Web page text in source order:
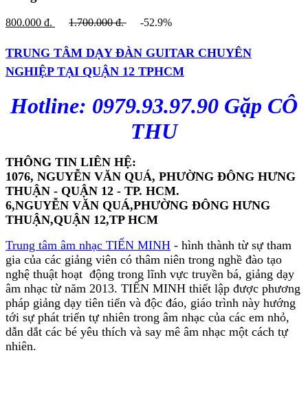
800.000 đ. 1.700.000đ. -52.9%
TRUNG TÂM DẠY ĐÀN GUITAR CHUYÊN
NGHIỆP TẠI QUẬN 12 TPHCM
Hotline: 0979.93.97.90 Gặp CÔ
THU
THÔNG TIN LIÊN HỆ:
1076, NGUYỄN VĂN QUÁ, PHƯỜNG ĐÔNG HƯNG
THUẬN - QUẬN 12 - TP. HCM.
6,NGUYỄN VĂN QUÁ,PHƯỜNG ĐÔNG HƯNG
THUẬN,QUẬN 12,TP HCM
Trung tâm âm nhạc TIẾN MINH - hình thành từ sự tham
gia của các giảng viên có thâm niên trong nghề đào tạo
nghệ thuật hoạt động trong lĩnh vực truyền bá, giảng dạy
âm nhạc từ năm 2013. TIẾN MINH thiết lập được phương
pháp giảng dạy tiên tiến và độc đáo, giáo trình này hướng
tới sự phát triển tự nhiên trong âm nhạc của các em nhỏ,
dẫn dắt các bé yêu thích và say mê âm nhạc một cách tự
nhiên.